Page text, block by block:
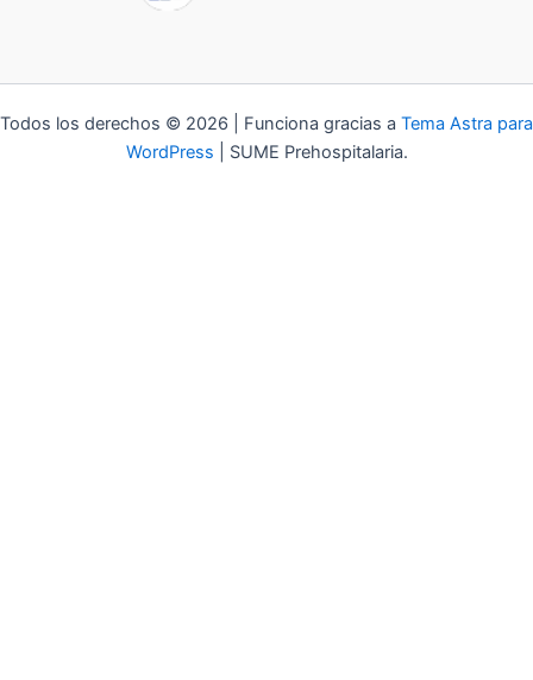
Todos los derechos © 2026 | Funciona gracias a Tema Astra para
WordPress | SUME Prehospitalaria.